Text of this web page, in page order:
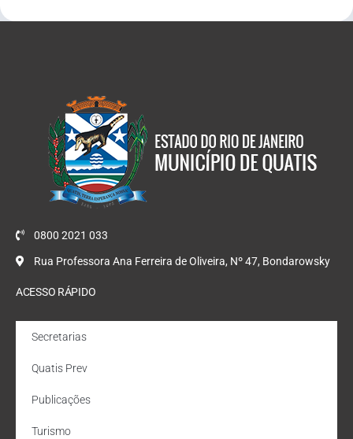
0800 2021 033
Rua Professora Ana Ferreira de Oliveira, Nº 47, Bondarowsky
ACESSO RÁPIDO
Secretarias
Quatis Prev
Publicações
Turismo